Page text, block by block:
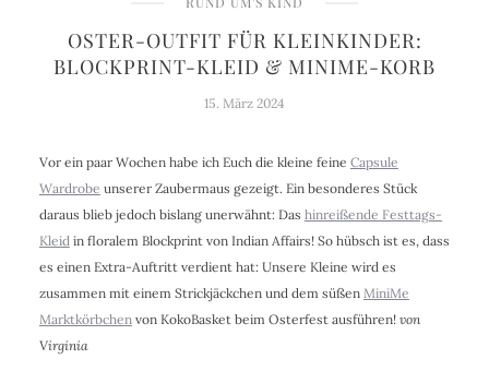
OSTER-OUTFIT FÜR KLEINKINDER:
BLOCKPRINT-KLEID & MINIME-KORB
15. März 2024
Vor ein paar Wochen habe ich Euch die kleine feine Capsule
Wardrobe unserer Zaubermaus gezeigt. Ein besonderes Stück
daraus blieb jedoch bislang unerwähnt: Das hinreißende Festtags-
Kleidin floralem Blockprint von Indian Affairs! So hübsch ist es, dass
es einen Extra-Auftritt verdient hat: Unsere Kleine wird es
zusammen mit einem Strickjäckchen und dem süßen MiniMe
Marktkörbchenvon KokoBasket beim Osterfest ausführen! von
Virginia